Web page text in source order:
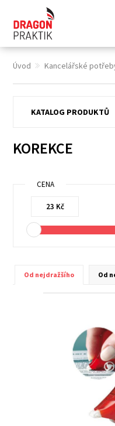
Úvod Kancelářské
KATALOG PRODUKTŮ
KOREKCE
CENA
Od nejdražšího Od